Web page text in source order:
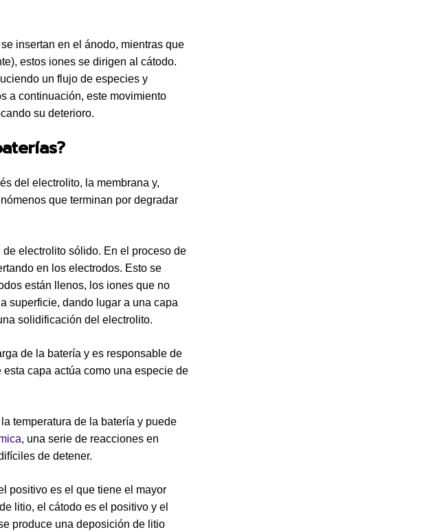
insertan en el ánodo, mientras que
estos iones se dirigen al cátodo.
un flujo de especies y
a continuación, este movimiento
su deterioro.
del electrolito, la membrana y,
que terminan por degradar
electrolito sólido. En el proceso de
en los electrodos. Esto se
están llenos, los iones que no
superficie, dando lugar a una capa
solidificación del electrolito.
de la batería y es responsable de
capa actúa como una especie de
temperatura de la batería y puede
, una serie de reacciones en
de detener.
positivo es el que tiene el mayor
litio, el cátodo es el positivo y el
produce una deposición de litio